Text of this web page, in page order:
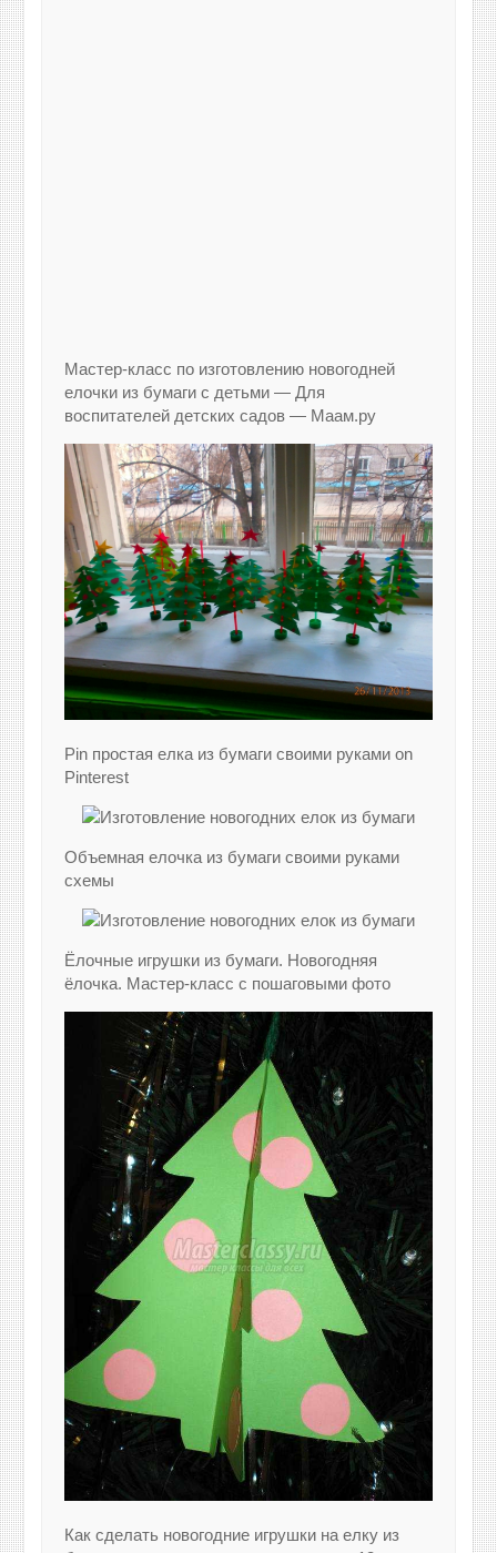
Мастер-класс по изготовлению новогодней
елочки из бумаги с детьми — Для
воспитателей детских садов — Маам.ру
Pin простая елка из бумаги своими руками on
Pinterest
Объемная елочка из бумаги своими руками
схемы
Ёлочные игрушки из бумаги. Новогодняя
ёлочка. Мастер-класс с пошаговыми фото
Как сделать новогодние игрушки на елку из